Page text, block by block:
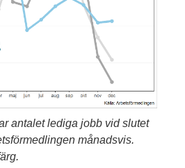
antalet lediga jobb vid slutet
månadsvis.